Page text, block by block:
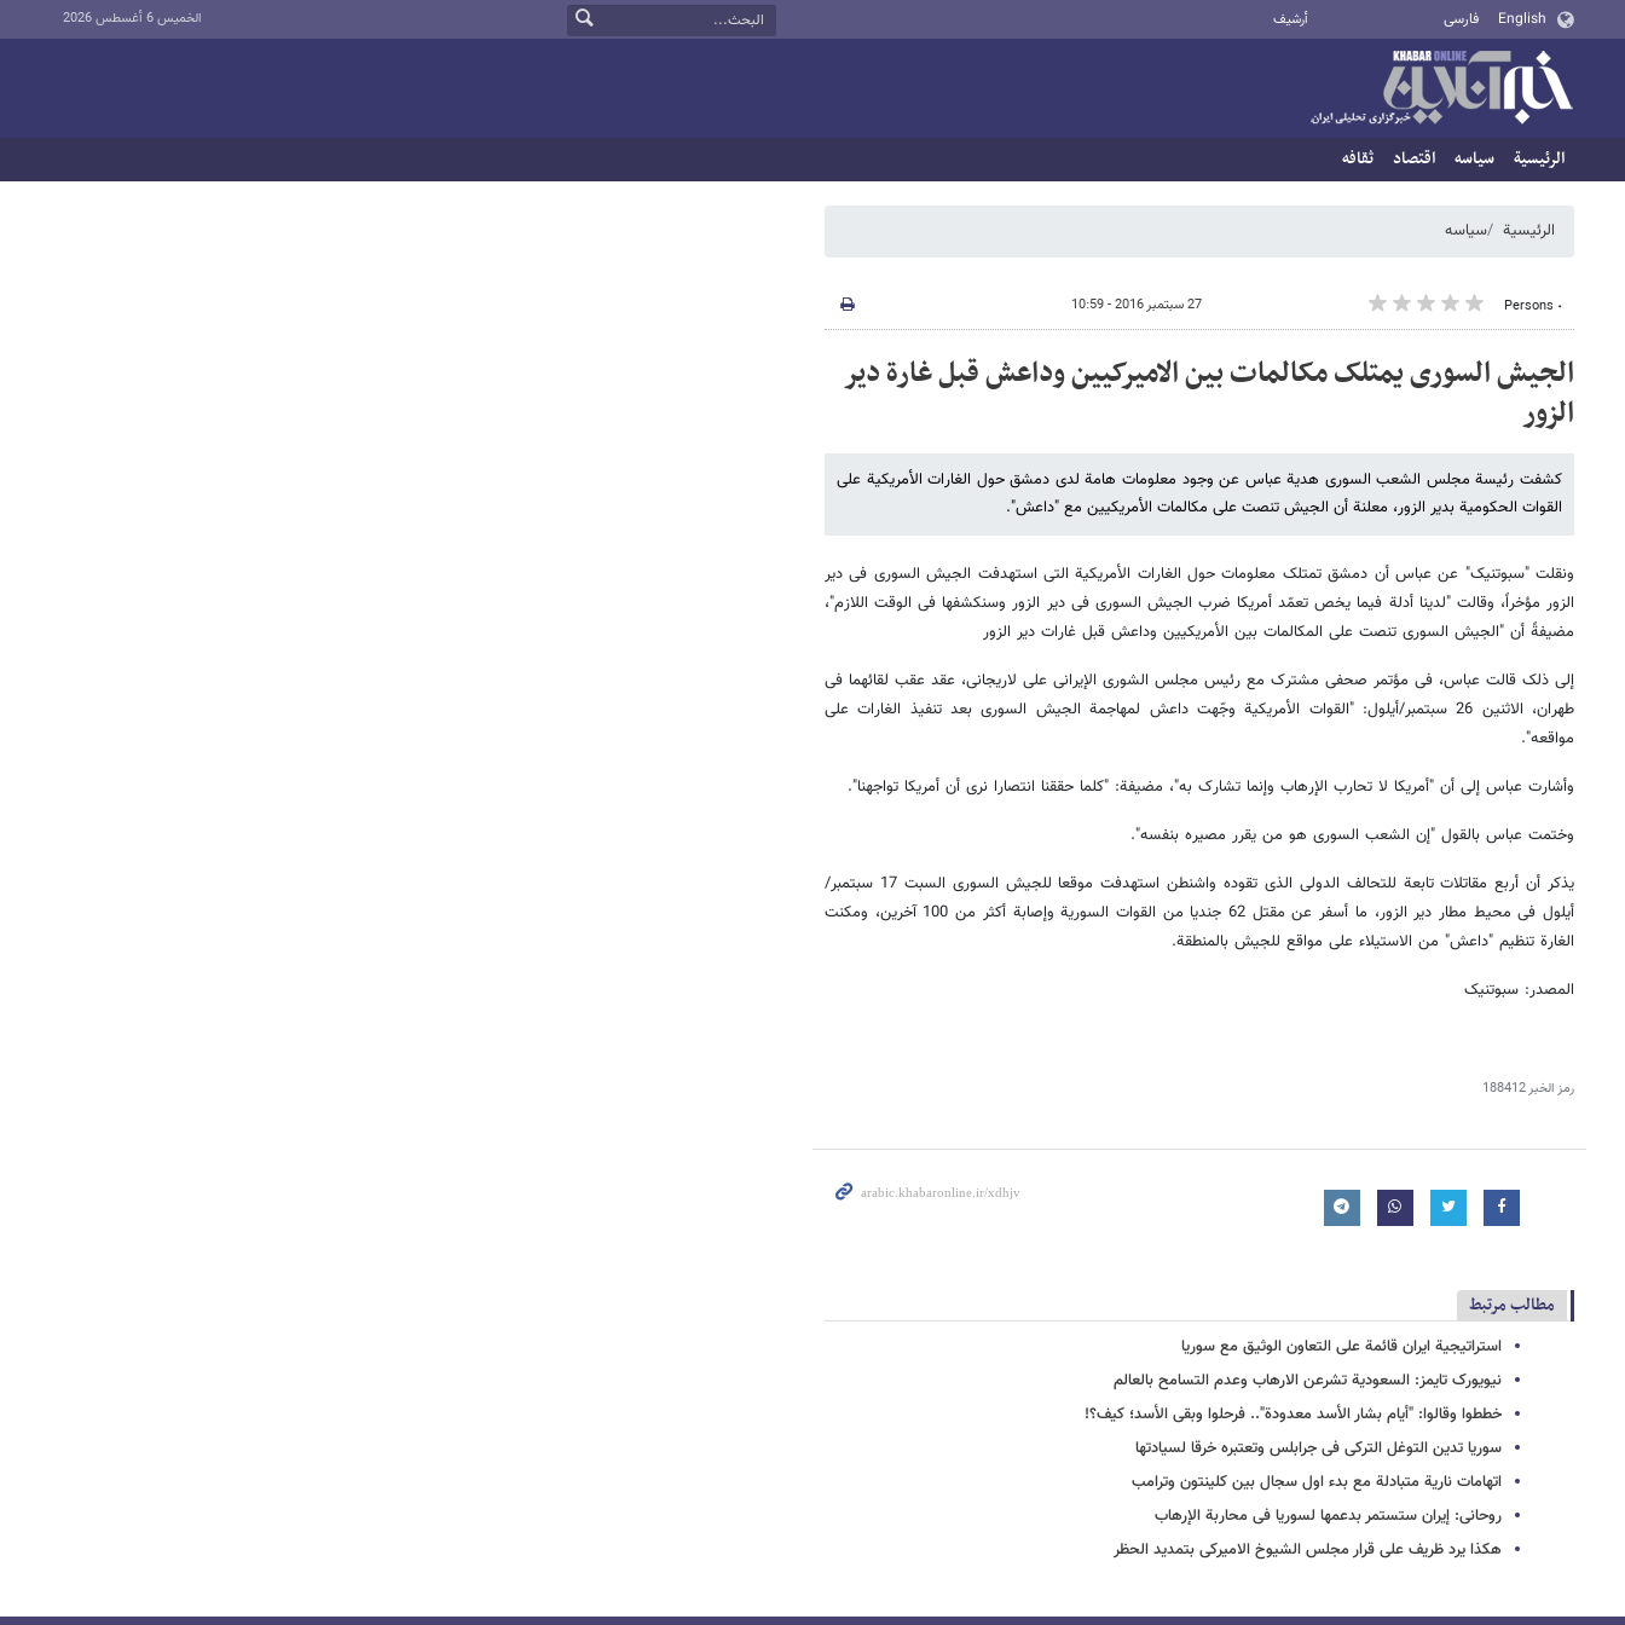
English فارسی أرشيف الخميس 6 أغسطس 2026
الرئيسية سیاسه اقتصاد ثقافه
الرئيسية سیاسه
٠ Persons 27 سبتمبر 2016 - 10:59
الجیش السوری یمتلک مکالمات بین الامیرکیین وداعش قبل غارة دیر
الزور
کشفت رئیسة مجلس الشعب السوری هدیة عباس عن وجود معلومات هامة لدى دمشق حول الغارات الأمریکیة على
القوات الحکومیة بدیر الزور، معلنة أن الجیش تنصت على مکالمات الأمریکیین مع "داعش".
ونقلت "سبوتنیک" عن عباس أن دمشق تمتلک معلومات حول الغارات الأمریکیة التی استهدفت الجیش السوری فی دیر
الزور مؤخراً، وقالت "لدینا أدلة فیما یخص تعمّد أمریکا ضرب الجیش السوری فی دیر الزور وسنکشفها فی الوقت اللازم"،
مضیفةً أن "الجیش السوری تنصت على المکالمات بین الأمریکیین وداعش قبل غارات دیر الزور
إلى ذلک قالت عباس، فی مؤتمر صحفی مشترک مع رئیس مجلس الشورى الإیرانی علی لاریجانی، عقد عقب لقائهما فی
طهران، الاثنین 26 سبتمبر/أیلول: "القوات الأمریکیة وجّهت داعش لمهاجمة الجیش السوری بعد تنفیذ الغارات على
مواقعه".
وأشارت عباس إلى أن "أمریکا لا تحارب الإرهاب وإنما تشارک به"، مضیفة: "کلما حققنا انتصارا نرى أن أمریکا تواجهنا".
وختمت عباس بالقول "إن الشعب السوری هو من یقرر مصیره بنفسه".
یذکر أن أربع مقاتلات تابعة للتحالف الدولی الذی تقوده واشنطن استهدفت موقعا للجیش السوری السبت 17 سبتمبر/
أیلول فی محیط مطار دیر الزور، ما أسفر عن مقتل 62 جندیا من القوات السوریة وإصابة أکثر من 100 آخرین، ومکنت
الغارة تنظیم "داعش" من الاستیلاء على مواقع للجیش بالمنطقة.
المصدر: سبوتنیک
رمز الخبر188412
مطالب مرتبط
استراتیجیة ایران قائمة على التعاون الوثیق مع سوریا
نیویورک تایمز: السعودیة تشرعن الارهاب وعدم التسامح بالعالم
خططوا وقالوا: "أیام بشار الأسد معدودة".. فرحلوا وبقی الأسد؛ کیف؟!
سوریا تدین التوغل الترکی فی جرابلس وتعتبره خرقا لسیادتها
اتهامات ناریة متبادلة مع بدء اول سجال بین کلینتون وترامب
روحانی: إیران ستستمر بدعمها لسوریا فی محاربة الإرهاب
هکذا یرد ظریف على قرار مجلس الشیوخ الامیرکی بتمدید الحظر